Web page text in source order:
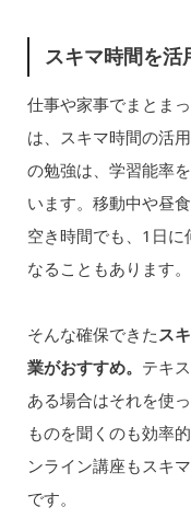
スキマ時間を活
仕事や家事でまとま
は、スキマ時間の活
の勉強は、学習能率
います。移動中や昼
空き時間でも、1日
なることもあります。
そんな確保できたス
業がおすすめ。 テキ
ある場合はそれを使
ものを聞くのも効率
ンライン講座もスキ
です。